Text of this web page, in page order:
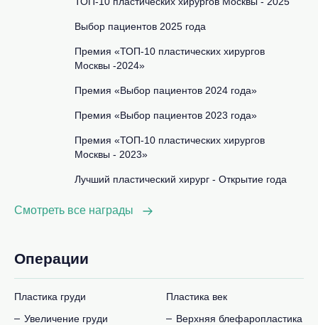
Выбор пациентов 2025 года
Премия «ТОП-10 пластических хирургов
Москвы -2024»
Премия «Выбор пациентов 2024 года»
Премия «Выбор пациентов 2023 года»
Премия «ТОП-10 пластических хирургов
Москвы - 2023»
Лучший пластический хирург - Открытие года
Смотреть все награды
Операции
Пластика груди
Увеличение груди
Пластика век
Верхняя блефаропластика